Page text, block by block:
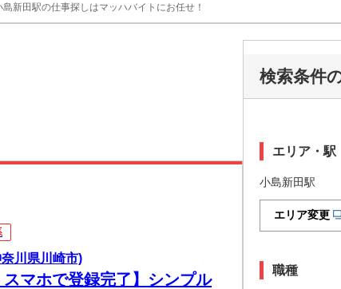
新田駅の仕事探しはマッハバイトにお任せ！
川県川崎市)
スマホで登録完了】シンプル
検索条件
エリア・駅
小島新田駅
エリア変更
職種